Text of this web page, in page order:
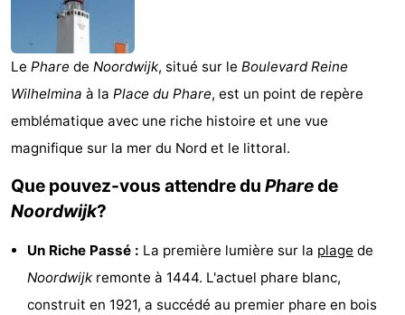
Gouden
Spar
De
Noordduinen
-
Duinresort
Dunimar
-
Noordwijkse
Duinen
-
Parc
du
Hôtels
Last
Voir
Le Phare de Noordwijk, situé sur le Boulevard Reine
Wilhelmina à la Place du Phare, est un point de repère
emblématique avec une riche histoire et une vue
magnifique sur la mer du Nord et le littoral.
Que pouvez-vous attendre du Pharede
Noordwijk?
Un Riche Passé : La première lumière sur la plage de
Noordwijk remonte à 1444. L'actuel phare blanc,
construit en 1921, a succédé au premier phare en bois